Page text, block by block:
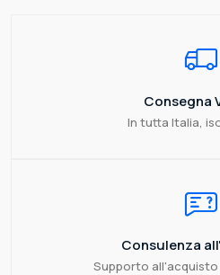
Consegna
In tutta Italia,
Consulenza
Supporto